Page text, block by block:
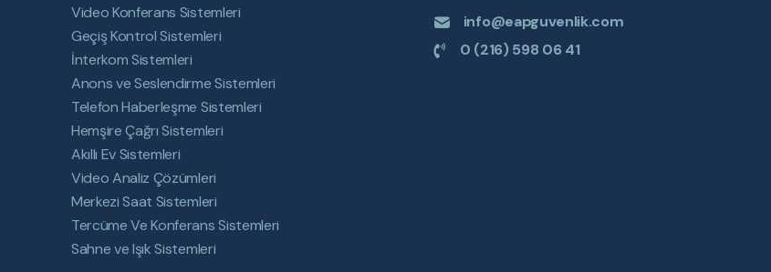
Video Konferans Sistemleri
Geçiş Kontrol Sistemleri
İnterkom Sistemleri
Anons ve Seslendirme Sistemleri
Telefon Haberleşme Sistemleri
Hemşire Çağrı Sistemleri
Akıllı Ev Sistemleri
Video Analiz Çözümleri
Merkezi Saat Sistemleri
Tercüme Ve Konferans Sistemleri
Sahne ve Işık Sistemleri
info@eapguvenlik.com
0 (216) 598 06 41